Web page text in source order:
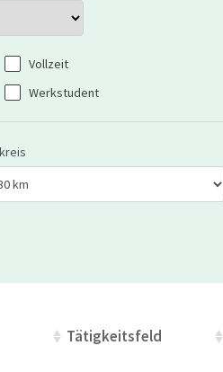
Vollzeit
Werkstudent
Sie den Umkreis für die Jobsuche
Tätigkeitsfeld
Tätigkeitsfeld